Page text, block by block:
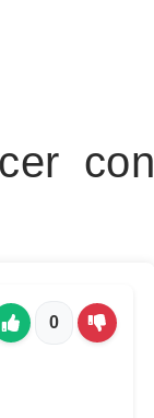
con
0